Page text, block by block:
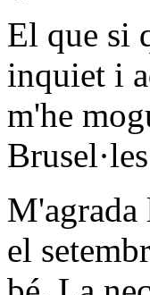
El que si
inquiet i
m'he
M'agrada
el